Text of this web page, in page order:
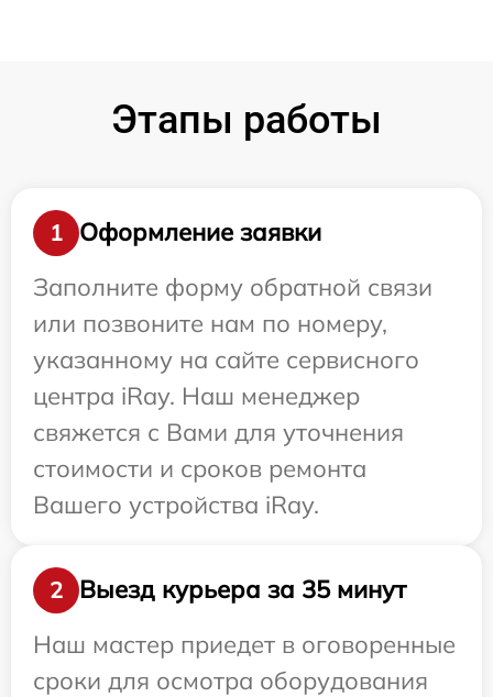
Этапы работы
1
Оформление заявки
Заполните форму обратной связи
или позвоните нам по номеру,
указанному на сайте сервисного
центра iRay. Наш менеджер
свяжется с Вами для уточнения
стоимости и сроков ремонта
Вашего устройства iRay.
2
Выезд курьера за 35 минут
Наш мастер приедет в оговоренные
сроки для осмотра оборудования